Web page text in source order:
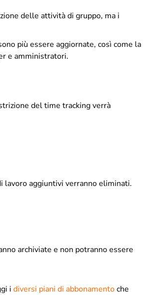
delle attività di gruppo, ma i
più essere aggiornate, così come la
e amministratori.
del time tracking verrà
lavoro aggiuntivi verranno eliminati.
archiviate e non potranno essere
i diversi piani di abbonamentoche